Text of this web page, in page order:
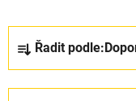
Řadit podle: